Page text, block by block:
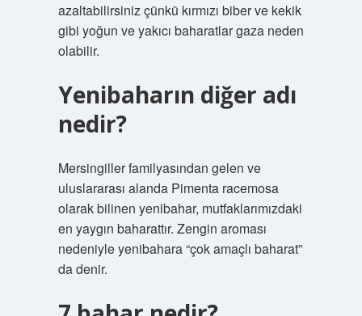
azaltabilirsiniz çünkü kırmızı biber ve kekik
gibi yoğun ve yakıcı baharatlar gaza neden
olabilir.
Yenibaharın diğer adı
nedir?
Mersingiller familyasından gelen ve
uluslararası alanda Pimenta racemosa
olarak bilinen yenibahar, mutfaklarımızdaki
en yaygın baharattır. Zengin aroması
nedeniyle yenibahara “çok amaçlı baharat”
da denir.